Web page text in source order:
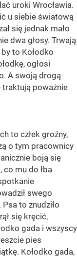
uroki Wrocławia.
u siebie światową
się jednak mało
dwa głosy. Trwają
to Kołodko
ogłosi
A swoją drogą
traktują poważnie
to człek groźny,
o tym pracownicy
boją się
mu do łba
swego
to znudziło
się kręcić,
gada i wszyscy
pies
Kołodko gada,